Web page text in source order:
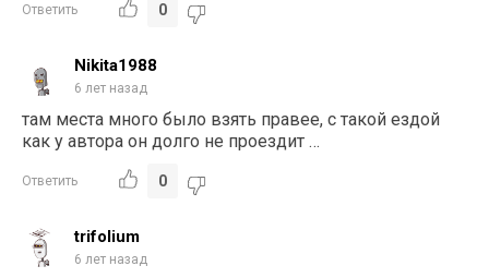
Ответить 0
Nikita1988
6 лет назад
там места много было взять правее, с такой ездой
как у автора он долго не проездит …
Ответить 0
trifolium
6 лет назад